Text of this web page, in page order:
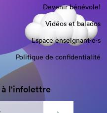
Devenir bénévole!
Vidéos et balados
Espace enseignant·e⋅s
Politique de confidentialité
à l'infolettre